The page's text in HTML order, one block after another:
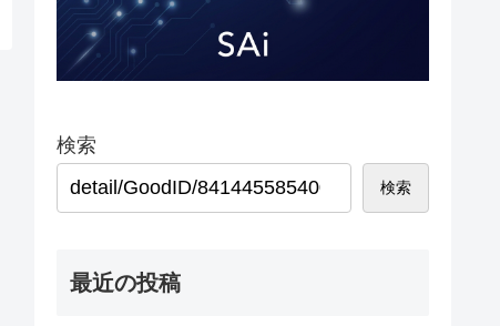
検索
検索
最近の投稿